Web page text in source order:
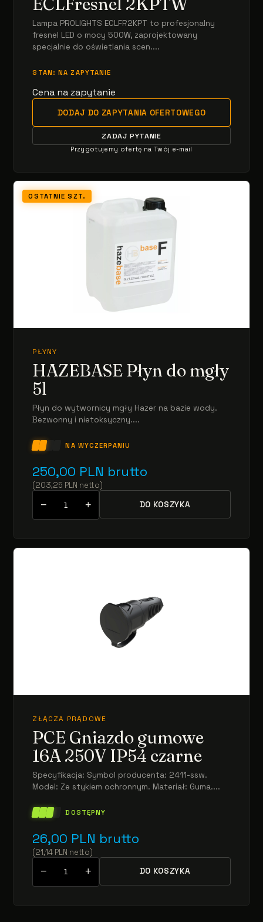
Lampa PROLIGHTS ECLFR2KPT to profesjonalny
fresnel LED o mocy 500W, zaprojektowany
specjalnie do oświetlania scen....
STAN: NA ZAPYTANIE
Cena na zapytanie
DODAJ DO ZAPYTANIA OFERTOWEGO
ZADAJ PYTANIE
Przygotujemy ofertę na Twój e-mail
OSTATNIE SZT.
PŁYNY
HAZEBASE Płyn do mgły
5l
Płyn do wytwornicy mgły Hazer na bazie wody.
Bezwonny i nietoksyczny....
NA WYCZERPANIU
250,00 PLN brutto
(203,25 PLN netto)
− + DO KOSZYKA
ZŁĄCZA PRĄDOWE
PCE Gniazdo gumowe
16A 250V IP54 czarne
Specyfikacja: Symbol producenta: 2411-ssw.
Model: Ze stykiem ochronnym. Materiał: Guma....
DOSTĘPNY
26,00 PLN brutto
(21,14 PLN netto)
− + DO KOSZYKA